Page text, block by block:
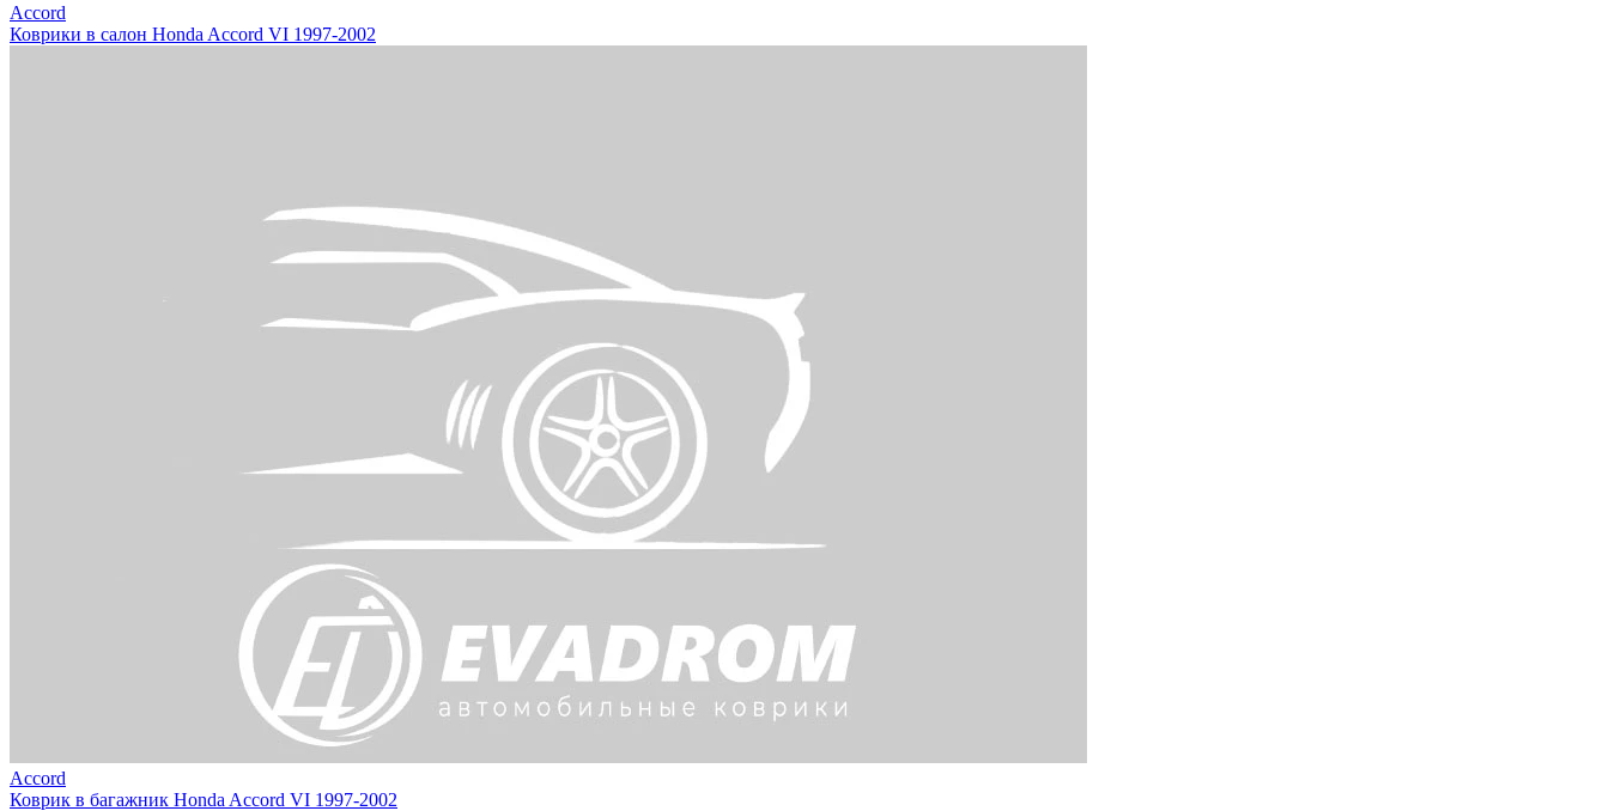
Accord
Коврики в салон Honda Accord VI 1997-2002
Accord
Коврик в багажник Honda Accord VI 1997-2002